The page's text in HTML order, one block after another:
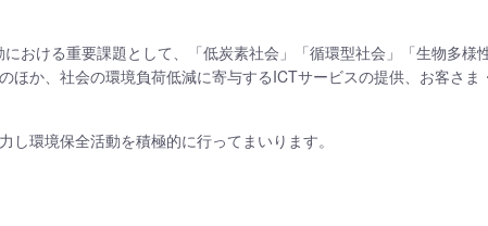
おける重要課題として、「低炭素社会」「循環型社会」「生物多様
ほか、社会の環境負荷低減に寄与するICTサービスの提供、お客さ
環境保全活動を積極的に行ってまいります。